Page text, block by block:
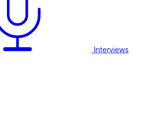
Interviews